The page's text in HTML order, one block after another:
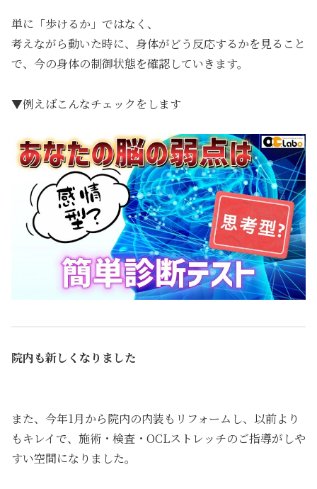
単に「歩けるか」ではなく、
考えながら動いた時に、身体がどう反応するかを見ること
で、今の身体の制御状態を確認していきます。
▼例えばこんなチェックをします
院内も新しくなりました
また、今年1月から院内の内装もリフォームし、以前より
もキレイで、施術・検査・OCLストレッチのご指導がしや
すい空間になりました。